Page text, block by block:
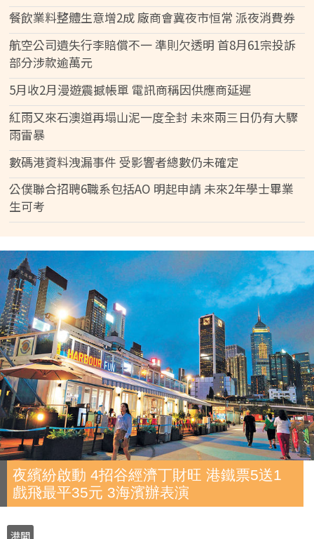
餐飲業料整體生意增2成 廠商會冀夜市恒常 派夜消費券
航空公司遺失行李賠償不一 準則欠透明 首8月61宗投訴
部分涉款逾萬元
5月收2月漫遊震撼帳單 電訊商稱因供應商延遲
紅雨又來石澳道再塌山泥一度全封 未來兩三日仍有大驟
雨雷暴
數碼港資料洩漏事件 受影響者總數仍未確定
公僕聯合招聘6職系包括AO 明起申請 未來2年學士畢業
生可考
夜繽紛啟動 4招谷經濟丁財旺 港鐵票5送1
戲飛最平35元 3海濱辦表演
港聞